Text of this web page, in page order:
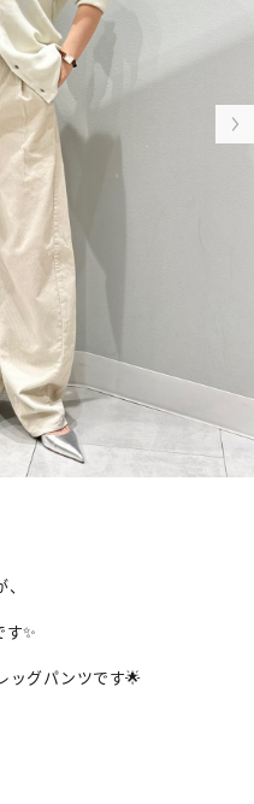
す✨
ッグパンツです🌟